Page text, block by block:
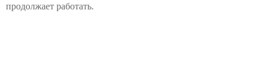
продолжает работать.